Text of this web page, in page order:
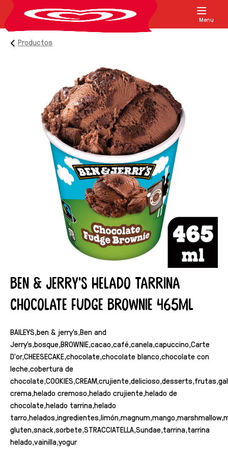
Menu
Productos
Ben & Jerry's Helado Tarrina
Chocolate Fudge Brownie 465ml
BAILEYS,ben & jerry's,Ben and
Jerry's,bosque,BROWNIE,cacao,café,canela,capuccino,Carte
D'or,CHEESECAKE,chocolate,chocolate blanco,chocolate con
leche,cobertura de
crema,helado cremoso,helado crujiente,helado de
chocolate,helado tarrina,helado
gluten,snack,sorbete,STRACCIATELLA,Sundae,tarrina,tarrina
helado,vainilla,yogur